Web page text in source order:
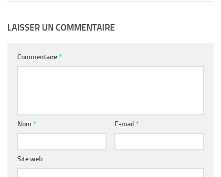
LAISSER UN COMMENTAIRE
Commentaire*
Nom * E-mail *
Site web